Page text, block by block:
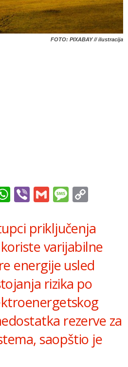
FOTO: PIXABAY // ilustracija
WhatsApp
ViberGmail
priključenja
varijabilne
energije usled
rizika po
rezerve za
saopštio je